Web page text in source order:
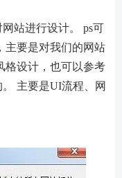
站进行设计。 ps可
主要是对我们的网站
格设计，也可以参考
主要是UI流程、网